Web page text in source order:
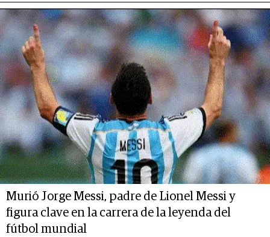
Murió Jorge Messi, padre de Lionel Messi y
figura clave en la carrera de la leyenda del
fútbol mundial